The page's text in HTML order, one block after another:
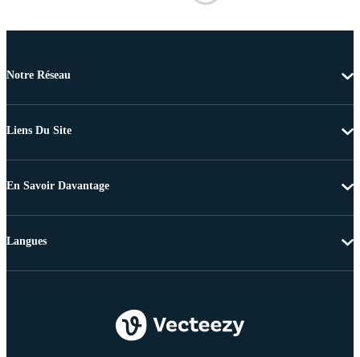
Notre Réseau
Liens Du Site
En Savoir Davantage
Langues